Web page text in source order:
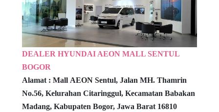
DEALER HYUNDAI AEON MALL SENTUL
BOGOR
Alamat : Mall AEON Sentul, Jalan MH. Thamrin
No.56, Kelurahan Citaringgul, Kecamatan Babakan
Madang, Kabupaten Bogor, Jawa Barat 16810